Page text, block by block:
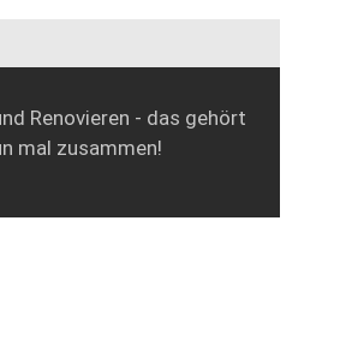
Renovieren - das gehört
mal zusammen!